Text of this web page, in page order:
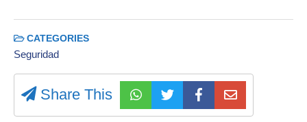
CATEGORIES
Seguridad
Share This